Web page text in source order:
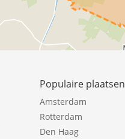
Populaire plaatsen
Amsterdam
Rotterdam
Den Haag